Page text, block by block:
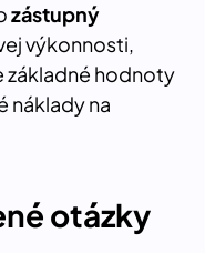
zástupný
výkonnosti,
základné hodnoty
náklady na
otázky